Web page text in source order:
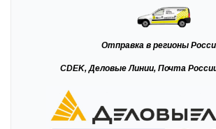
Отправка в регионы
CDEK, Деловые Линии, Почта